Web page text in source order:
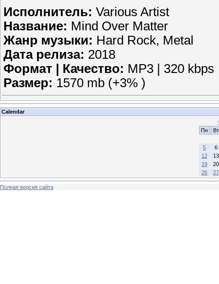
Исполнитель: Various Artist
Название: Mind Over Matter
Жанр музыки: Hard Rock, Metal
Дата релиза: 2018
Формат | Качество: MP3 | 320 kbps
Размер: 1570 mb (+3% )
Calendar
Пн
Вт
5
6
12
13
19
20
26
27
Полная версия сайта